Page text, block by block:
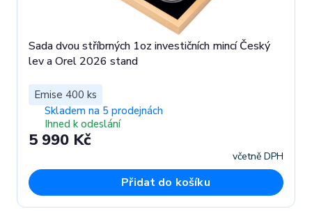
Sada dvou stříbrných 1oz investičních mincí Český
lev a Orel 2026 stand
Emise 400 ks
Skladem na 5 prodejnách
Ihned k odeslání
5 990 Kč
včetně DPH
Přidat do košíku